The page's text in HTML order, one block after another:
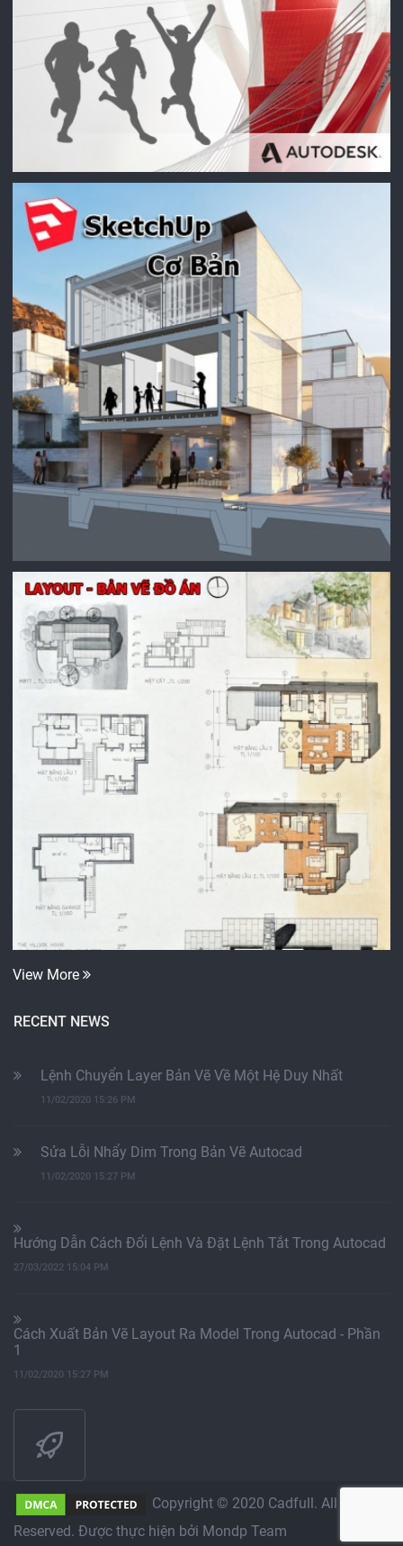
View More
RECENT NEWS
Lệnh Chuyển Layer Bản Vẽ Về Một Hệ Duy Nhất
11/02/2020 15:26 PM
Sửa Lỗi Nhẩy Dim Trong Bản Vẽ Autocad
11/02/2020 15:27 PM
Hướng Dẫn Cách Đổi Lệnh Và Đặt Lệnh Tắt Trong Autocad
27/03/2022 15:04 PM
Cách Xuất Bản Vẽ Layout Ra Model Trong Autocad - Phần
1
11/02/2020 15:27 PM
Copyright © 2020 Cadfull. All Rights
Reserved. Được thực hiện bởi Mondp Team